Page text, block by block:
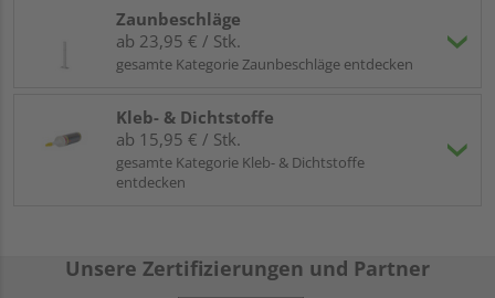
Zaunbeschläge
ab 23,95 € / Stk.
gesamte Kategorie Zaunbeschläge entdecken
Kleb- & Dichtstoffe
ab 15,95 € / Stk.
gesamte Kategorie Kleb- & Dichtstoffe
entdecken
Unsere Zertifizierungen und Partner